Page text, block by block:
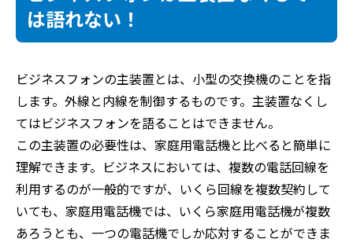
は語れない！
ビジネスフォンの主装置とは、小型の交換機のことを指
します。外線と内線を制御するものです。主装置なくし
てはビジネスフォンを語ることはできません。
この主装置の必要性は、家庭用電話機と比べると簡単に
理解できます。ビジネスにおいては、複数の電話回線を
利用するのが一般的ですが、いくら回線を複数契約して
いても、家庭用電話機では、いくら家庭用電話機が複数
あろうとも、一つの電話機でしか応対することができま